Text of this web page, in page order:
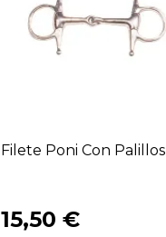
Filete Poni Con Palillos
15,50 €